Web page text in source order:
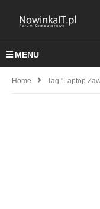
MENU
Home Tag "laptop